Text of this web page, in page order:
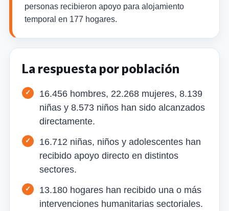
personas recibieron apoyo para alojamiento
temporal en 177 hogares.
La respuesta por población
16.456 hombres, 22.268 mujeres, 8.139
niñas y 8.573 niños han sido alcanzados
directamente.
16.712 niñas, niños y adolescentes han
recibido apoyo directo en distintos
sectores.
13.180 hogares han recibido una o más
intervenciones humanitarias sectoriales.